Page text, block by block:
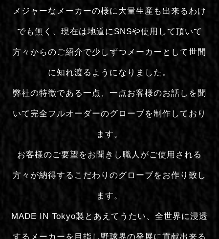
メジャーなメーカーの様に大量生産も出来るわけ
でも無く、現在は地道にSNSや使用して頂いて
方々からのご紹介で少しずつメーカーとして世間
に知れ渡るようになりました。
弊社の特徴である一点、一点お客様のお話しを聞
いて完全フルオーダーのグローブを制作しており
ます。
お客様のご要望をお聞きし職人がご使用される
方々が納得するこだわりのグローブをお作り致し
ます。
MADE IN Tokyo製とあえてうたい、全世界に浸透
するメーカーを目指し野球界の発展に貢献出来る